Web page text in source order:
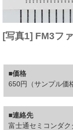
[写真1] FM3フ
■価格
650円（サンプル価
■連絡先
富士通セミコンダ